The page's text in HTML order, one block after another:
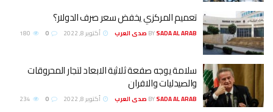
تعميم المركزي يخفض سعر صرف الدولار؟
BYSADA AL ARAB صدى العرب أكتوبر 8, 2022
سلامة يوجه صفعة ثلاثية الابعاد لتجار المحروقات
والصيدليات والافران
BYSADA AL ARAB صدى العرب أكتوبر 8, 2022